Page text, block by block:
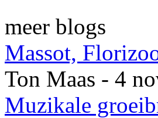
meer blogs
Massot,
Ton Maas - 4
Muzikale